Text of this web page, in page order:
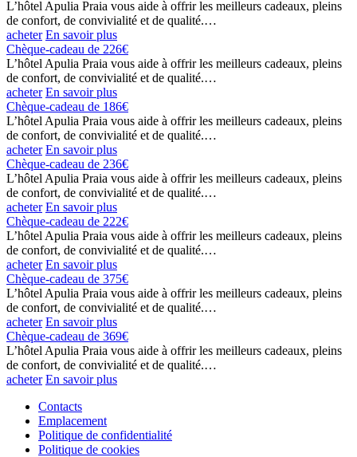
L’hôtel Apulia Praia vous aide à offrir les meilleurs cadeaux, pleins
de confort, de convivialité et de qualité.…
acheter En savoir plus
Chèque-cadeau de 226€
L’hôtel Apulia Praia vous aide à offrir les meilleurs cadeaux, pleins
de confort, de convivialité et de qualité.…
acheter En savoir plus
Chèque-cadeau de 186€
L’hôtel Apulia Praia vous aide à offrir les meilleurs cadeaux, pleins
de confort, de convivialité et de qualité.…
acheter En savoir plus
Chèque-cadeau de 236€
L’hôtel Apulia Praia vous aide à offrir les meilleurs cadeaux, pleins
de confort, de convivialité et de qualité.…
acheter En savoir plus
Chèque-cadeau de 222€
L’hôtel Apulia Praia vous aide à offrir les meilleurs cadeaux, pleins
de confort, de convivialité et de qualité.…
acheter En savoir plus
Chèque-cadeau de 375€
L’hôtel Apulia Praia vous aide à offrir les meilleurs cadeaux, pleins
de confort, de convivialité et de qualité.…
acheter En savoir plus
Chèque-cadeau de 369€
L’hôtel Apulia Praia vous aide à offrir les meilleurs cadeaux, pleins
de confort, de convivialité et de qualité.…
acheter En savoir plus
Contacts
Emplacement
Politique de confidentialité
Politique de cookies